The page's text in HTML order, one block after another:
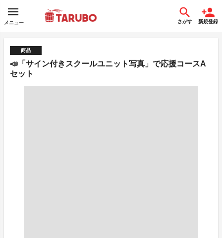
メニュー さがす 新規登録
商品
📣「サイン付きスクールユニット写真」で応援コースA
セット